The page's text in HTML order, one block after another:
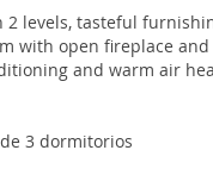
2 levels, tasteful
with open fireplace and
and warm air
3 dormitorios